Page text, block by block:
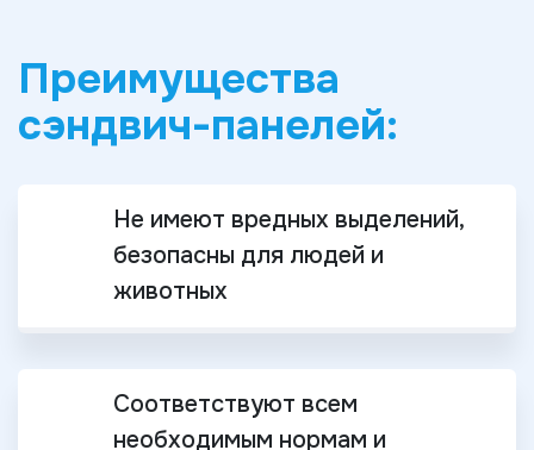
Преимущества
сэндвич-панелей:
Не имеют вредных выделений,
безопасны для людей и
животных
Соответствуют всем
необходимым нормам и